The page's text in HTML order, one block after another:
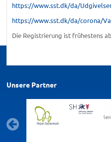
https://www.sst.dk/da/
https://www.sst.dk/da/corona/
Die Registrierung ist frühestens
Unsere Partner